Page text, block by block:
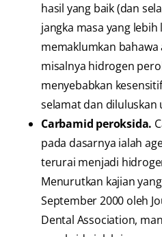
hasil yang baik (dan
jangka masa yang lebih
memaklumkan
misalnya hidrogen
menyebabkan
selamat dan diluluskan
Carbamid peroksida.
pada dasarnya ialah
terurai menjadi
Menurutkan kajian
September 2000 oleh
Dental Association,